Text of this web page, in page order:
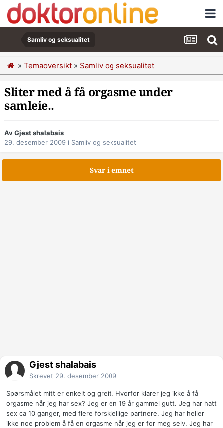
Samliv og seksualitet
» Temaoversikt » Samliv og seksualitet
Sliter med å få orgasme under
samleie..
Av Gjest shalabais
29. desember 2009 i Samliv og seksualitet
Svar i emnet
Gjest shalabais
Skrevet 29. desember 2009
Spørsmålet mitt er enkelt og greit. Hvorfor klarer jeg ikke å få
orgasme når jeg har sex? Jeg er en 19 år gammel gutt. Jeg har hatt
sex ca 10 ganger, med flere forskjellige partnere. Jeg har heller
ikke noe problem å få en orgasme når jeg er for meg selv. Jeg har